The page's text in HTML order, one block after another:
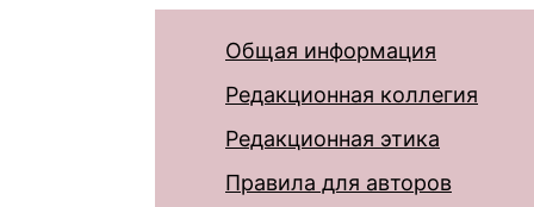
Общая информация
Редакционная коллегия
Редакционная этика
Правила для авторов